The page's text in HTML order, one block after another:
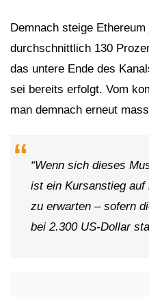
Demnach steige
durchschnittlich 130
das untere Ende des
sei bereits erfolgt. Vom
man demnach erneut
“Wenn sich dieses
ist ein Kursanstieg
zu erwarten – sofern
bei 2.300 US-Dollar